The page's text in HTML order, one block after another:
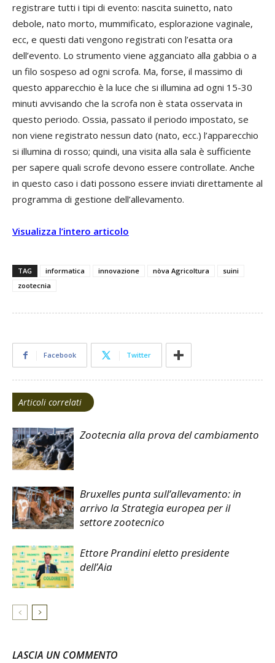
registrare tutti i tipi di evento: nascita suinetto, nato
debole, nato morto, mummificato, esplorazione vaginale,
ecc, e questi dati vengono registrati con l’esatta ora
dell’evento. Lo strumento viene agganciato alla gabbia o a
un filo sospeso ad ogni scrofa. Ma, forse, il massimo di
questo apparecchio è la luce che si illumina ad ogni 15-30
minuti avvisando che la scrofa non è stata osservata in
questo periodo. Ossia, passato il periodo impostato, se
non viene registrato nessun dato (nato, ecc.) l’apparecchio
si illumina di rosso; quindi, una visita alla sala è sufficiente
per sapere quali scrofe devono essere controllate. Anche
in questo caso i dati possono essere inviati direttamente al
programma di gestione dell’allevamento.
Visualizza l’intero articolo
TAG informatica innovazione nòva Agricoltura
suini
zootecnia
Facebook Twitter
Articoli correlati
Zootecnia alla prova del cambiamento
Bruxelles punta sull’allevamento: in
arrivo la Strategia europea per il
settore zootecnico
Ettore Prandini eletto presidente
dell’Aia
LASCIA UN COMMENTO